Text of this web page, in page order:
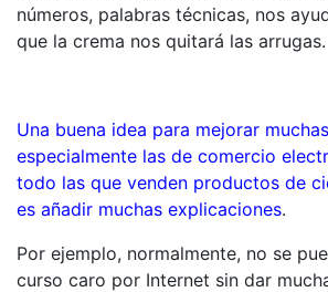
números, palabras técnicas, nos
que la crema nos quitará las arrugas.
Una buena idea para mejorar
especialmente las de comercio
todo las que venden productos de
es añadir muchas explicaciones.
Por ejemplo, normalmente, no se
curso caro por Internet sin dar